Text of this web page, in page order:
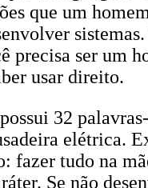
que um
precisa ser um
usar direito.
32
elétrica.
fazer tudo na
Se não